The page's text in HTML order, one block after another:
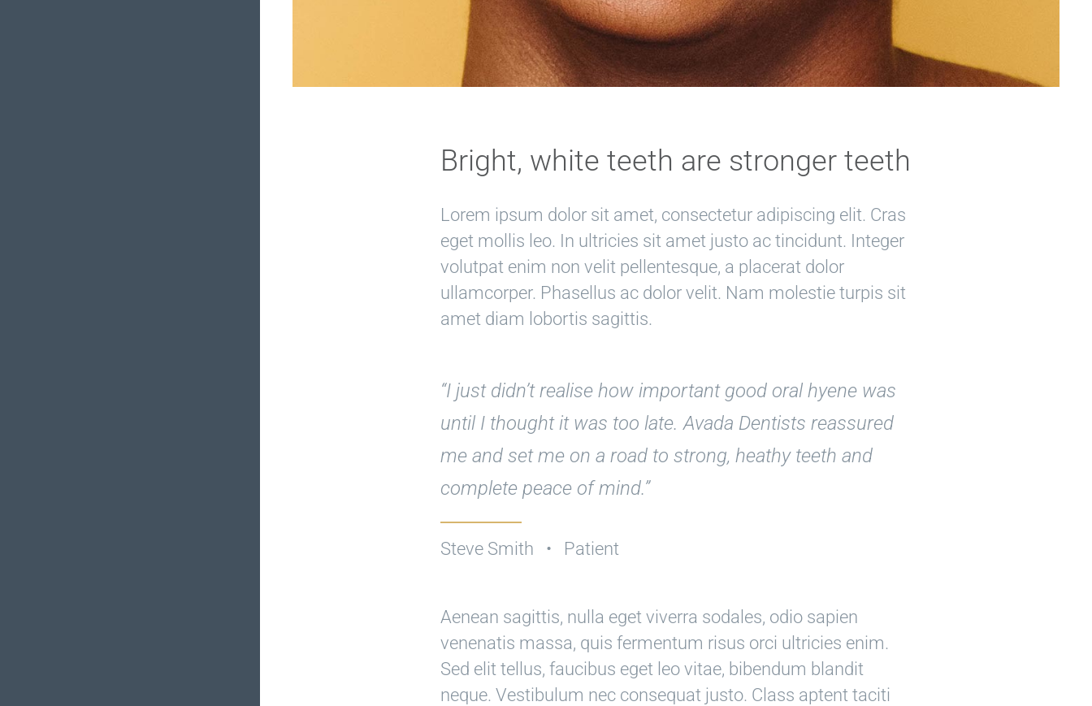
Bright, white teeth are stronger teeth
Lorem ipsum dolor sit amet, consectetur adipiscing elit. Cras
eget mollis leo. In ultricies sit amet justo ac tincidunt. Integer
volutpat enim non velit pellentesque, a placerat dolor
ullamcorper. Phasellus ac dolor velit. Nam molestie turpis sit
amet diam lobortis sagittis.
“I just didn’t realise how important good oral hyene was
until I thought it was too late. Avada Dentists reassured
me and set me on a road to strong, heathy teeth and
complete peace of mind.”
Steve Smith • Patient
Aenean sagittis, nulla eget viverra sodales, odio sapien
venenatis massa, quis fermentum risus orci ultricies enim.
Sed elit tellus, faucibus eget leo vitae, bibendum blandit
neque. Vestibulum nec consequat justo. Class aptent taciti